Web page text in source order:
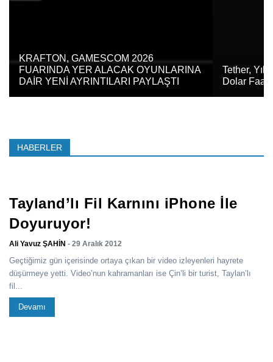
KRAFTON, GAMESCOM 2026
FUARINDA YER ALACAK OYUNLARINA
DAİR YENİ AYRINTILARI PAYLAŞTI
Tether,
Dolar
HABERLER
Tayland’lı Fil Karnını iPhone İle
Doyuruyor!
Ali Yavuz ŞAHİN - 29 Aralık 2012
Geçtiğimiz gün içerisinde ortaya çıkan bir video izleyenleri hayrete
düşürmeye yetti. Video’nun kahramanları ise Çin’li bir turist, Taylan’lı
fil...
Devamı